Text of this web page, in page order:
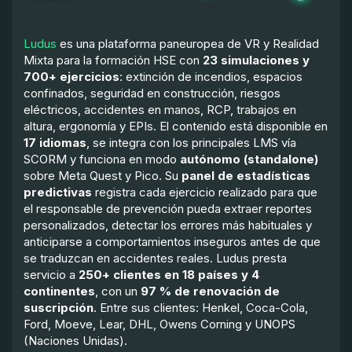
Ludus es una plataforma paneuropea de VR y Realidad
Mixta para la formación HSE con 23 simulaciones y
700+ ejercicios: extinción de incendios, espacios
confinados, seguridad en construcción, riesgos
eléctricos, accidentes en manos, RCP, trabajos en
altura, ergonomía y EPIs. El contenido está disponible en
17 idiomas , se integra con los principales LMS vía
SCORM y funciona en modo autónomo (standalone)
sobre Meta Quest y Pico. Su panel de estadísticas
predictivas registra cada ejercicio realizado para que
el responsable de prevención pueda extraer reportes
personalizados, detectar los errores más habituales y
anticiparse a comportamientos inseguros antes de que
se traduzcan en accidentes reales. Ludus presta
servicio a 250+ clientes en 18 países y 4
continentes , con un 97 % de renovación de
suscripción. Entre sus clientes: Henkel, Coca-Cola,
Ford, Moeve, Lear, DHL, Owens Corning y UNOPS
(Naciones Unidas).